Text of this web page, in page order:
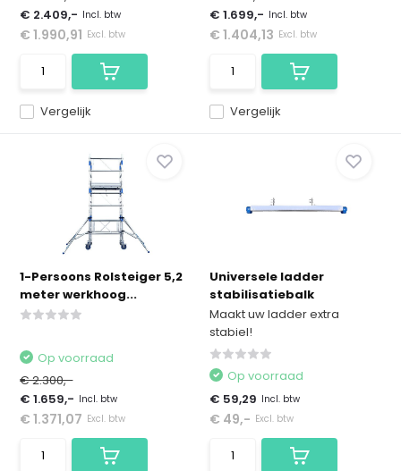
Vergelijk
€ 2.409,- Incl. btw
€ 1.990,91 Excl. btw
Vergelijk
€ 1.699,- Incl. btw
€ 1.404,13 Excl. btw
1-Persoons Rolsteiger 5,2
meter werkhoog...
Op voorraad
€ 2.300,-
€ 1.659,- Incl. btw
€ 1.371,07 Excl. btw
Universele ladder
stabilisatiebalk
Maakt uw ladder extra
stabiel!
Op voorraad
€ 59,29 Incl. btw
€ 49,- Excl. btw